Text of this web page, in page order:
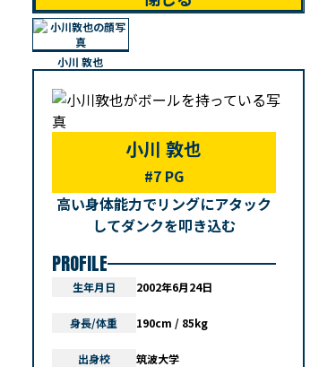
小川 敦也
小川 敦也
#7 PG
高い身体能力でリングにアタック
してダンクを叩き込む
PROFILE
生年月日 2002年6月24日
身長/体重 190cm / 85kg
出身校 筑波大学